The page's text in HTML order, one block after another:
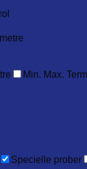
Min. Max.
Specielle prober